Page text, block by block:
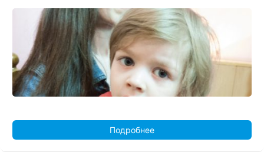
Подробнее